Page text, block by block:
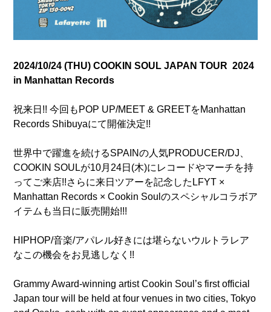
2024/10/24 (THU) COOKIN SOUL JAPAN TOUR 2024
in Manhattan Records
祝来日!! 今回もPOP UP/MEET & GREETをManhattan
Records Shibuyaにて開催決定!!
世界中で躍進を続けるSPAINの人気PRODUCER/DJ、
COOKIN SOULが10月24日(木)にレコードやマーチを持
ってご来店!!さらに来日ツアーを記念したLFYT ×
Manhattan Records × Cookin Soulのスペシャルコラボア
イテムも当日に販売開始!!!
HIPHOP/音楽/アパレル好きには堪らないウルトラレア
なこの機会をお見逃しなく!!
Grammy Award-winning artist Cookin Soul’s first official
Japan tour will be held at four venues in two cities, Tokyo